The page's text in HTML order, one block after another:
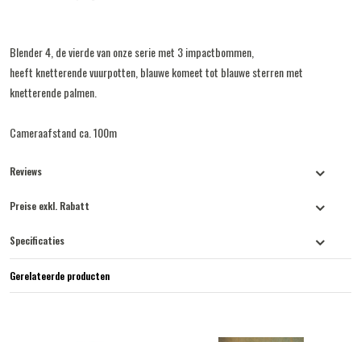
Blender 4, de vierde van onze serie met 3 impactbommen,
heeft knetterende vuurpotten, blauwe komeet tot blauwe sterren met
knetterende palmen.
Cameraafstand ca. 100m
Reviews
Preise exkl. Rabatt
Specificaties
Gerelateerde producten